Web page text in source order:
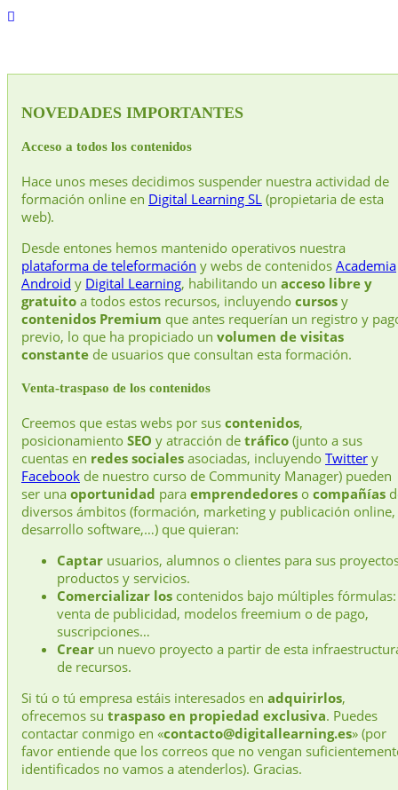
NOVEDADES IMPORTANTES
Acceso a todos los contenidos
Hace unos meses decidimos suspender nuestra actividad de
formación online en Digital Learning SL (propietaria de esta
web).
Desde entones hemos mantenido operativos nuestra
plataforma de teleformación y webs de contenidos Academia
Android y Digital Learning, habilitando un acceso libre y
gratuito a todos estos recursos, incluyendo cursos y
contenidos Premium que antes requerían un registro y
previo, lo que ha propiciado un volumen de visitas
constante de usuarios que consultan esta formación.
Venta-traspaso de los contenidos
Creemos que estas webs por sus contenidos,
posicionamiento SEO y atracción de tráfico (junto a sus
cuentas en redes sociales asociadas, incluyendo Twitter y
Facebook de nuestro curso de Community Manager) pueden
ser una oportunidad para emprendedores o compañías
diversos ámbitos (formación, marketing y publicación online,
desarrollo software,…) que quieran:
Captar usuarios, alumnos o clientes para sus
productos y servicios.
Comercializar los contenidos bajo múltiples fórmulas:
venta de publicidad, modelos freemium o de pago,
suscripciones…
Crear un nuevo proyecto a partir de esta
de recursos.
Si tú o tú empresa estáis interesados en adquirirlos,
ofrecemos su traspaso en propiedad exclusiva. Puedes
contactar conmigo en «contacto@digitallearning.es» (por
favor entiende que los correos que no vengan
identificados no vamos a atenderlos). Gracias.